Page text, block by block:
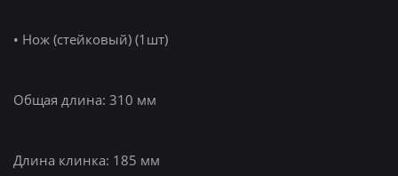
• Нож (стейковый) (1шт)
Общая длина: 310 мм
Длина клинка: 185 мм